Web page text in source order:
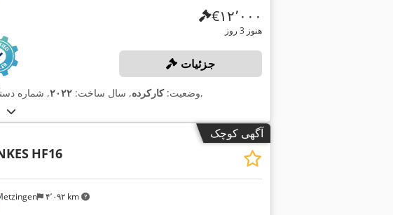
‎€۱۲٬۰۰۰
هنوز 3 روز
جزئیات
وضعیت:کارکرده, سال ساخت: ۲۰۲۲, شماره ,
آگهی کوچک
۴٬۰۹۲ km
HF16